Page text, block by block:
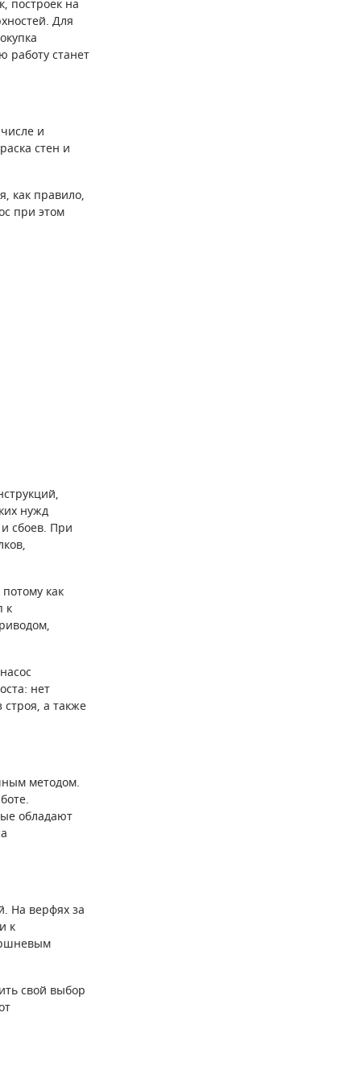
построек на
Для
работу станет
и
стен и
как правило,
при этом
нужд
сбоев. При
как
к
нет
а также
методом.
обладают
На верфях за
к
свой выбор